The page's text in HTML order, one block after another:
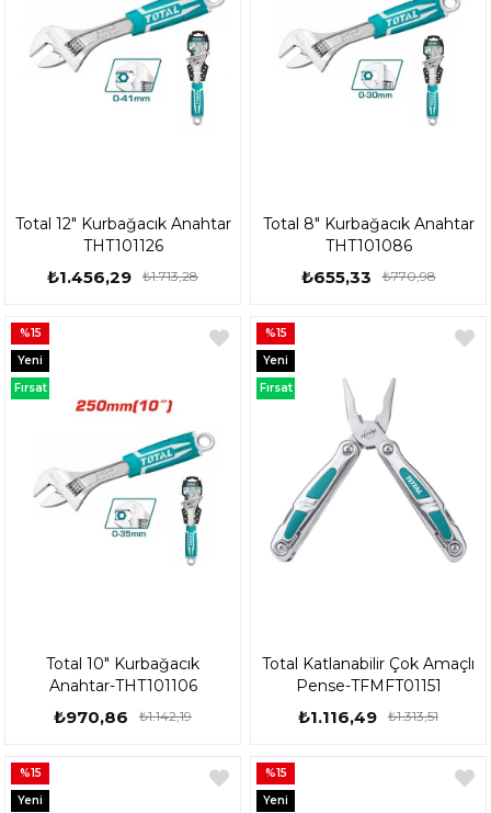
Total 12" Kurbağacık Anahtar
THT101126
₺1.456,29 ₺1.713,28
Total 8" Kurbağacık Anahtar
THT101086
₺655,33 ₺770,98
Total 10" Kurbağacık
Anahtar-THT101106
₺970,86 ₺1.142,19
%15
Yeni
Ürün
Fırsat
Total Katlanabilir Çok Amaçlı
Pense-TFMFT01151
₺1.116,49 ₺1.313,51
%15
Yeni
Ürün
Fırsat
%15
Yeni
%15
Yeni